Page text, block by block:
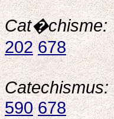
Cat�chisme:
202 678
Catechismus:
590 678